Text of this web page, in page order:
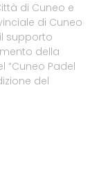
di Cuneo e
di Cuneo
supporto
della
“Cuneo Padel
del